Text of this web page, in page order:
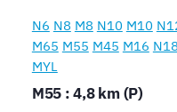
N6 N8 M8 N10 M10
M65 M55 M45 M16 N18
MYL
M55 : 4,8 km (P)